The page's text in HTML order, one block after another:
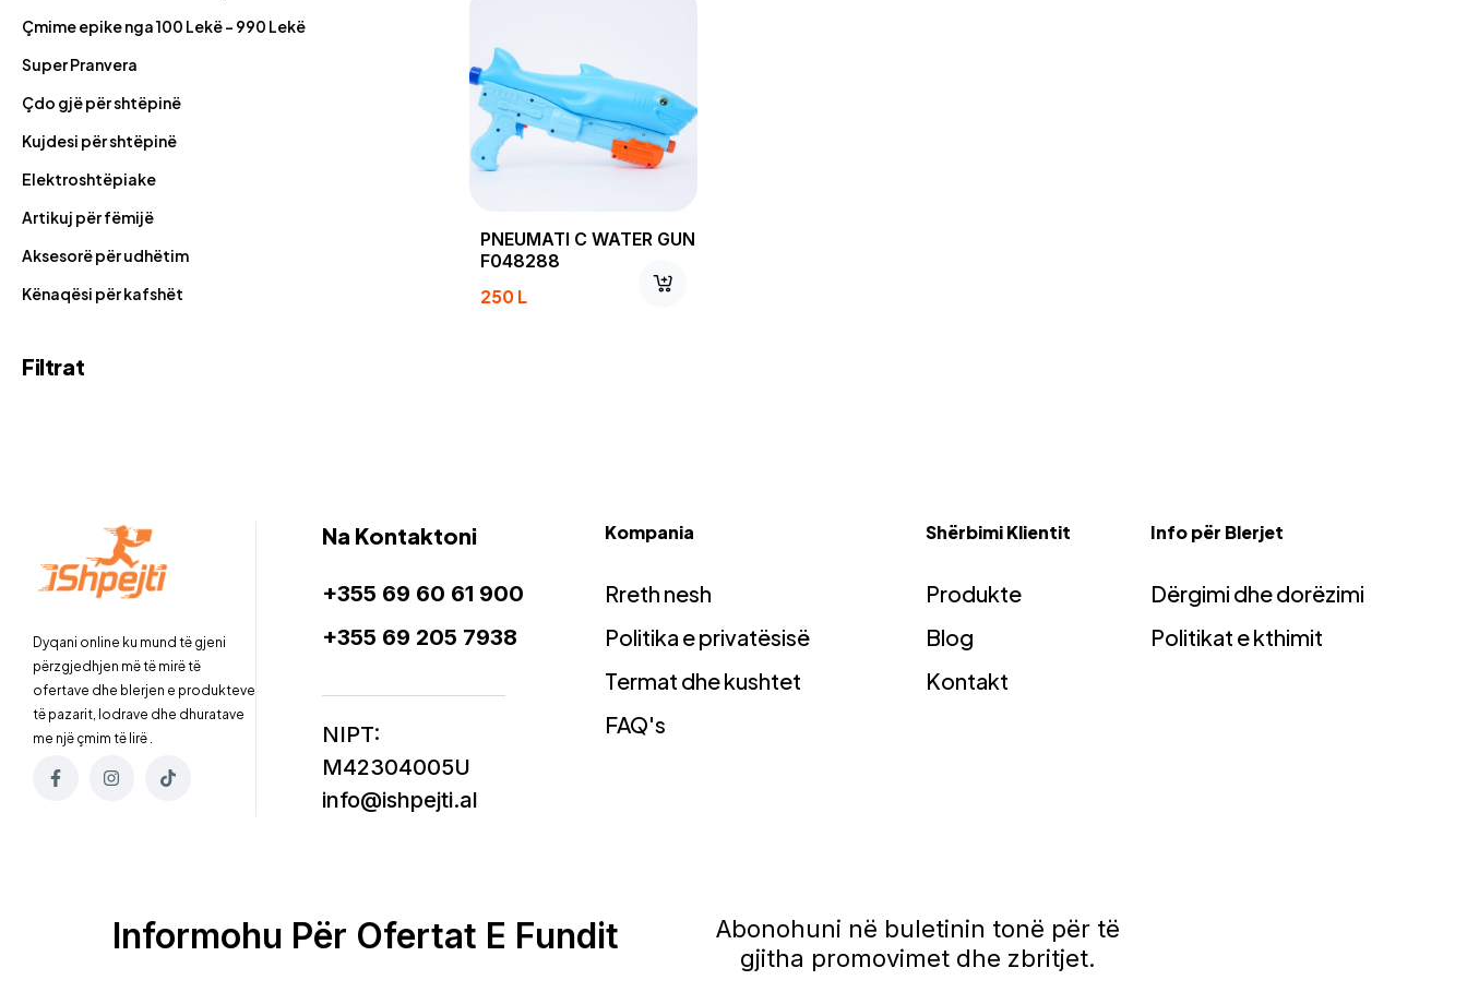
PNEUMATI C WATER GUN
F048288
250L
Çmime epike nga 100 Lekë - 990 Lekë
Super Pranvera
Çdo gjë për shtëpinë
Kujdesi për shtëpinë
Elektroshtëpiake
Artikuj për fëmijë
Aksesorë për udhëtim
Kënaqësi për kafshët
Filtrat
Dyqani online ku mund të gjeni
përzgjedhjen më të mirë të
ofertave dhe blerjen e produkteve
të pazarit, lodrave dhe dhuratave
me një çmim të lirë .
Na Kontaktoni
+355 69 60 61 900
+355 69 205 7938
NIPT:
M42304005U
info@ishpejti.al
Kompania
Rreth nesh
Politika e privatësisë
Termat dhe kushtet
FAQ's
Shërbimi Klientit
Produkte
Blog
Kontakt
Info për Blerjet
Dërgimi dhe dorëzimi
Politikat e kthimit
Informohu Për Ofertat E Fundit
Abonohuni në buletinin tonë për të
gjitha promovimet dhe zbritjet.